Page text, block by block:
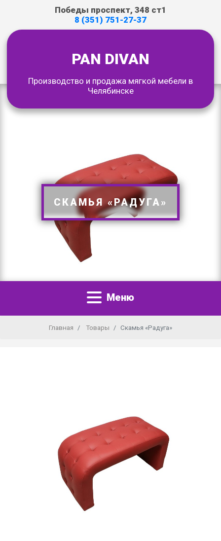
Победы проспект, 348 ст1
8 (351) 751-27-37
PAN DIVAN
Производство и продажа мягкой мебели в
Челябинске
СКАМЬЯ «РАДУГА»
Меню
Главная Товары Скамья «Радуга»